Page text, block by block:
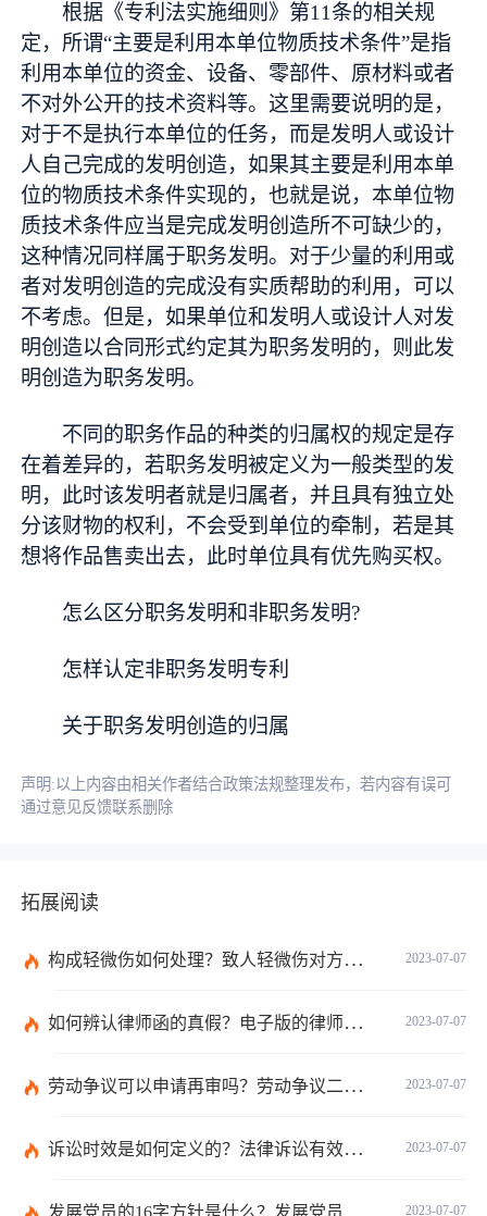
根据《专利法实施细则》第11条的相关规
定，所谓“主要是利用本单位物质技术条件”是指
利用本单位的资金、设备、零部件、原材料或者
不对外公开的技术资料等。这里需要说明的是，
对于不是执行本单位的任务，而是发明人或设计
人自己完成的发明创造，如果其主要是利用本单
位的物质技术条件实现的，也就是说，本单位物
质技术条件应当是完成发明创造所不可缺少的，
这种情况同样属于职务发明。对于少量的利用或
者对发明创造的完成没有实质帮助的利用，可以
不考虑。但是，如果单位和发明人或设计人对发
明创造以合同形式约定其为职务发明的，则此发
明创造为职务发明。
不同的职务作品的种类的归属权的规定是存
在着差异的，若职务发明被定义为一般类型的发
明，此时该发明者就是归属者，并且具有独立处
分该财物的权利，不会受到单位的牵制，若是其
想将作品售卖出去，此时单位具有优先购买权。
怎么区分职务发明和非职务发明?
怎样认定非职务发明专利
关于职务发明创造的归属
声明:以上内容由相关作者结合政策法规整理发布，若内容有误可
通过意见反馈联系删除
拓展阅读
2023-07-07
构成轻微伤如何处理？致人轻微伤对方不出院讹人怎么办？
2023-07-07
如何辨认律师函的真假？电子版的律师函是真的吗？
2023-07-07
劳动争议可以申请再审吗？劳动争议二审后还可以上诉吗？
2023-07-07
诉讼时效是如何定义的？法律诉讼有效期是多久？
2023-07-07